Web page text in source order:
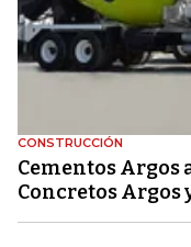
CONSTRUCCIÓN
Cementos Argos
Concretos